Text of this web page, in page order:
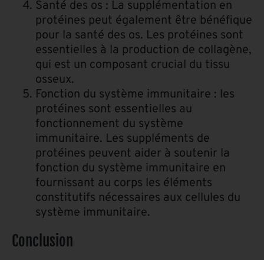
Santé des os : La supplémentation en
protéines peut également être bénéfique
pour la santé des os. Les protéines sont
essentielles à la production de collagène,
qui est un composant crucial du tissu
osseux.
Fonction du système immunitaire : les
protéines sont essentielles au
fonctionnement du système
immunitaire. Les suppléments de
protéines peuvent aider à soutenir la
fonction du système immunitaire en
fournissant au corps les éléments
constitutifs nécessaires aux cellules du
système immunitaire.
Conclusion